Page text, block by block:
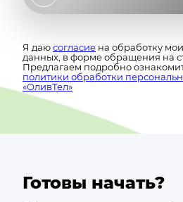
Я даюсогласие на обработку
данных, в форме обращения на
Предлагаем подробно
политики обработки
«ОливТел»
Готовы начать?